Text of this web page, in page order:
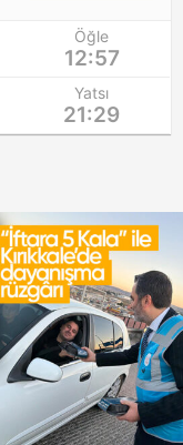
Öğle
12:57
Yatsı
21:29